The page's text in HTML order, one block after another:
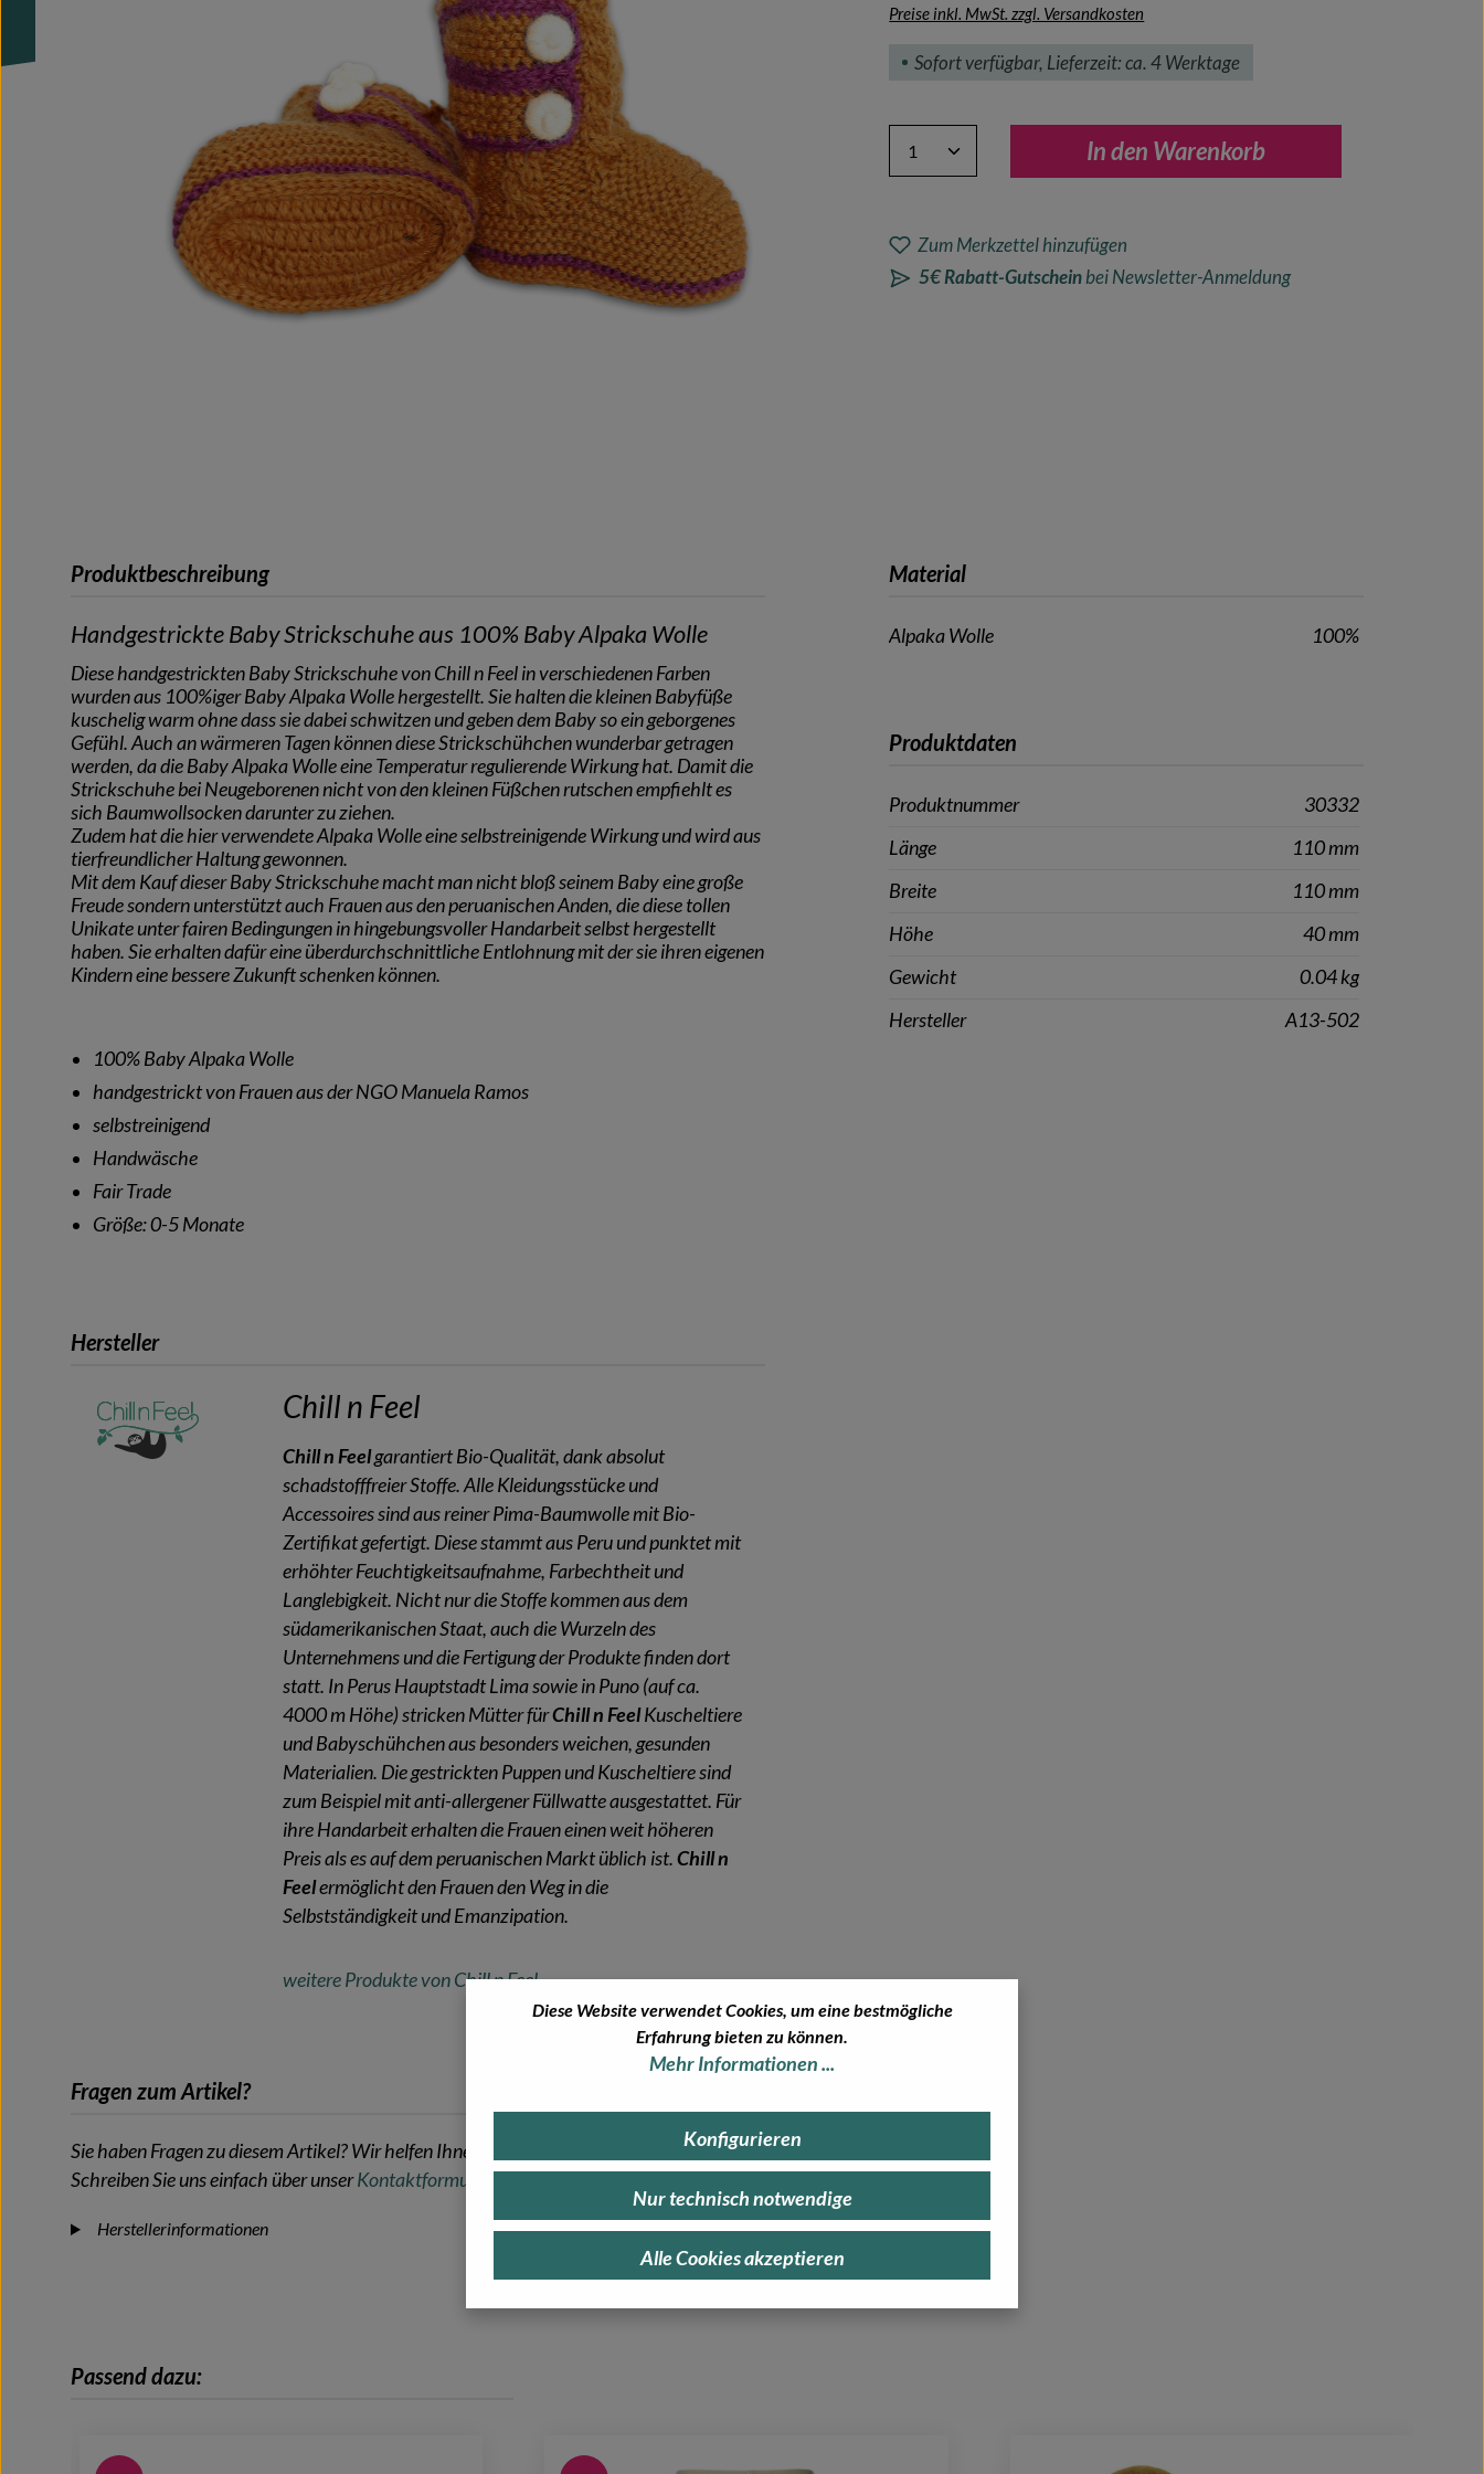
Preise inkl. MwSt. zzgl. Versandkosten
Sofort verfügbar, Lieferzeit: ca. 4 Werktage
Produkt Anzahl: Gib den gewünschten Wert ein oder
In den Warenkorb
Zum Merkzettel hinzufügen
5€ Rabatt-Gutscheinbei Newsletter-Anmeldung
Produktbeschreibung
Handgestrickte Baby Strickschuhe aus 100% Baby Alpaka Wolle
Diese handgestrickten Baby Strickschuhe von Chill n Feel in verschiedenen Farben
wurden aus 100%iger Baby Alpaka Wolle hergestellt. Sie halten die kleinen Babyfüße
kuschelig warm ohne dass sie dabei schwitzen und geben dem Baby so ein geborgenes
Gefühl. Auch an wärmeren Tagen können diese Strickschühchen wunderbar getragen
werden, da die Baby Alpaka Wolle eine Temperatur regulierende Wirkung hat. Damit die
Strickschuhe bei Neugeborenen nicht von den kleinen Füßchen rutschen empfiehlt es
sich Baumwollsocken darunter zu ziehen.
Zudem hat die hier verwendete Alpaka Wolle eine selbstreinigende Wirkung und wird aus
tierfreundlicher Haltung gewonnen.
Mit dem Kauf dieser Baby Strickschuhe macht man nicht bloß seinem Baby eine große
Freude sondern unterstützt auch Frauen aus den peruanischen Anden, die diese tollen
Unikate unter fairen Bedingungen in hingebungsvoller Handarbeit selbst hergestellt
haben. Sie erhalten dafür eine überdurchschnittliche Entlohnung mit der sie ihren eigenen
Kindern eine bessere Zukunft schenken können.
100% Baby Alpaka Wolle
handgestrickt von Frauen aus der NGO Manuela Ramos
selbstreinigend
Handwäsche
Fair Trade
Größe: 0-5 Monate
Hersteller
Chill n Feel
Chill n Feelgarantiert Bio-Qualität, dank absolut
schadstofffreier Stoffe. Alle Kleidungsstücke und
Accessoires sind aus reiner Pima-Baumwolle mit Bio-
Zertifikat gefertigt. Diese stammt aus Peru und punktet mit
erhöhter Feuchtigkeitsaufnahme, Farbechtheit und
Langlebigkeit. Nicht nur die Stoffe kommen aus dem
südamerikanischen Staat, auch die Wurzeln des
Unternehmens und die Fertigung der Produkte finden dort
statt. In Perus Hauptstadt Lima sowie in Puno (auf ca.
4000 m Höhe) stricken Mütter fürChill n FeelKuscheltiere
und Babyschühchen aus besonders weichen, gesunden
Materialien. Die gestrickten Puppen und Kuscheltiere sind
zum Beispiel mit anti-allergener Füllwatte ausgestattet. Für
ihre Handarbeit erhalten die Frauen einen weit höheren
Preis als es auf dem peruanischen Markt üblich ist.Chill n
Feelermöglicht den Frauen den Weg in die
Selbstständigkeit und Emanzipation.
weitere Produkte von Chill n Feel
Fragen zum Artikel?
Sie haben Fragen zu diesem Artikel? Wir helfen Ihnen gerne weiter!
Schreiben Sie uns einfach über unserKontaktformular
Herstellerinformationen
Material
Alpaka Wolle 100%
Produktdaten
Produktnummer
30332
Länge
110 mm
Breite
110 mm
Höhe
40 mm
Gewicht
0.04 kg
Hersteller
A13-502
Passend dazu:
Diese Website verwendet Cookies, um eine bestmögliche
Erfahrung bieten zu können.
Mehr Informationen ...
Alle Cookies akzeptieren
Konfigurieren
Nur technisch notwendige